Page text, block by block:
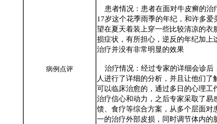
病例点评
患者情况：患者在面对牛皮癣的治
17岁这个花季雨季的年纪，和许多
望在夏天着装上穿一些比较清凉的衣
损症状，有所担心，逆反的年纪加上
治疗并没有非常明显的效果
治疗情况：经过专家的详细会诊后
人进行了详细的分析，并且让他们
可以临床治愈的，通过多日的心理工
治疗信心和动力，之后专家采取了易
馈、食疗等综合方案，从多个层面对
一的治疗外部皮损，同时调节体内的